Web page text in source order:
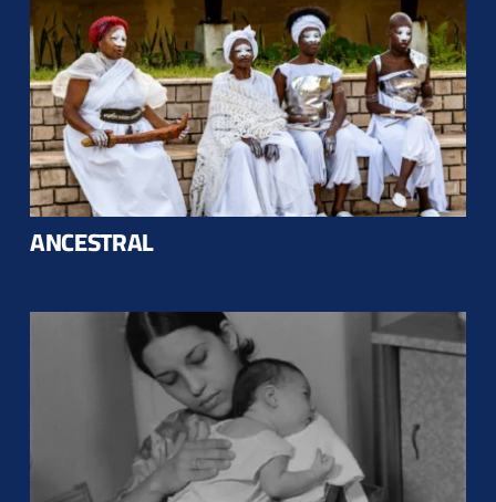
ANCESTRAL